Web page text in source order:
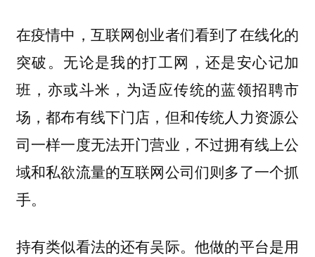
在疫情中，互联网创业者们看到了在线化的
突破。无论是我的打工网，还是安心记加
班，亦或斗米，为适应传统的蓝领招聘市
场，都布有线下门店，但和传统人力资源公
司一样一度无法开门营业，不过拥有线上公
域和私欲流量的互联网公司们则多了一个抓
手。
持有类似看法的还有吴际。他做的平台是用